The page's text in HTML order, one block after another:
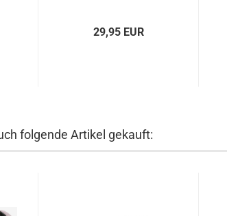
29,95 EUR
folgende Artikel gekauft: